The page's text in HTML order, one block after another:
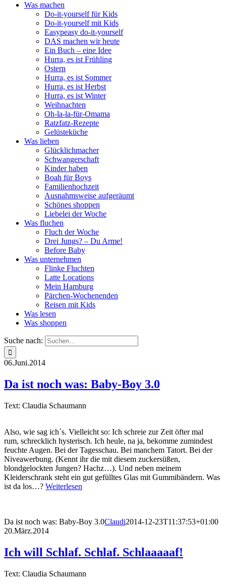
Was machen
Do-it-yourself für Kids
Do-it-yourself mit Kids
Easypeasy do-it-yourself
DAS machen wir heute
Ein Buch – eine Idee
Hurra, es ist Frühling
Ostern
Hurra, es ist Sommer
Hurra, es ist Herbst
Hurra, es ist Winter
Weihnachten
Oh-la-la-für-Omama
Ratzfatz-Rezepte
Gelüsteküche
Was lieben
Glücklichmacher
Schwangerschaft
Kinder haben
Boah für Boys
Familienhochzeit
Ausnahmsweise aufgeräumt
Schönes shoppen
Liebelei der Woche
Was fluchen
Fluch der Woche
Drei Jungs? – Du Arme!
Before Baby
Was unternehmen
Flinke Fluchten
Latte Locations
Mein Hamburg
Pärchen-Wochenenden
Reisen mit Kids
Was lesen
Was shoppen
Suche nach:
06.Juni.2014
Da ist noch was: Baby-Boy 3.0
Text: Claudia Schaumann
Also, wie sag ich´s. Vielleicht so: Ich schreie zur Zeit öfter mal
rum, schrecklich hysterisch. Ich heule, na ja, bekomme zumindest
feuchte Augen. Bei der Tagesschau. Bei manchem Tatort. Bei der
Niveawerbung. (Kennt ihr die mit diesem zuckersüßen,
blondgelockten Jungen? Hachz…). Und neben meinem
Kleiderschrank steht ein gut gefülltes Glas mit Gummibändern. Was
ist da los…? Weiterlesen
Da ist noch was: Baby-Boy 3.0Claudi2014-12-23T11:37:53+01:00
20.März.2014
Ich will Schlaf. Schlaf. Schlaaaaaf!
Text: Claudia Schaumann